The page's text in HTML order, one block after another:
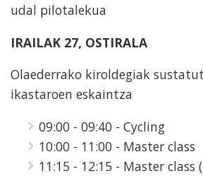
udal pilotalekua
IRAILAK 27, OSTIRALA
Olaederrako kiroldegiak
ikastaroen eskaintza
09:00 - 09:40 - Cycling
10:00 - 11:00 - Master class
11:15 - 12:15 - Master class